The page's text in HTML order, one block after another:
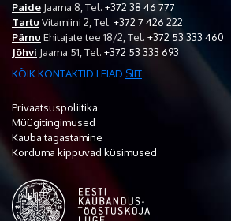
Paide Jaama 8, Tel. +372 38 46 777
Tartu Vitamiini 2, Tel. +372 7 426 222
Pärnu Ehitajate tee 18/2, Tel. +372 53 333 460
Jõhvi Jaama 51, Tel. +372 53 333 693
KÕIK KONTAKTID LEIAD SIIT
Privaatsuspoliitika
Müügitingimused
Kauba tagastamine
Korduma kippuvad küsimused